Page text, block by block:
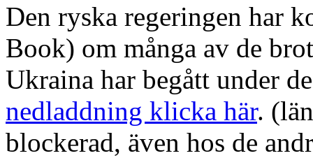
Den ryska regeringen har
Book) om många av de
Ukraina har begått under
nedladdning klicka här.
blockerad, även hos de